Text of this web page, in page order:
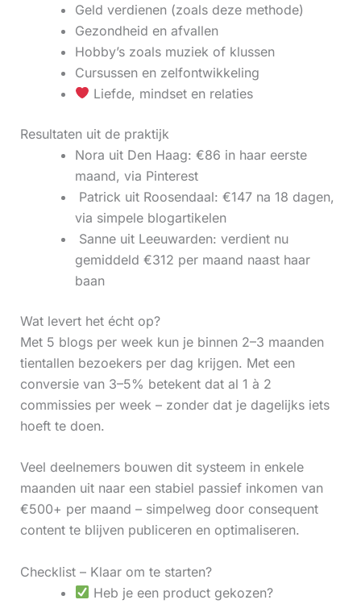
Geld verdienen (zoals deze methode)
Gezondheid en afvallen
Hobby’s zoals muziek of klussen
Cursussen en zelfontwikkeling
Liefde, mindset en relaties
Resultaten uit de praktijk
Nora uit Den Haag: €86 in haar eerste
maand, via Pinterest
‍ Patrick uit Roosendaal: €147 na 18 dagen,
via simpele blogartikelen
‍ Sanne uit Leeuwarden: verdient nu
gemiddeld €312 per maand naast haar
baan
Wat levert het écht op?
Met 5 blogs per week kun je binnen 2–3 maanden
tientallen bezoekers per dag krijgen. Met een
conversie van 3–5% betekent dat al 1 à 2
commissies per week – zonder dat je dagelijks iets
hoeft te doen.
Veel deelnemers bouwen dit systeem in enkele
maanden uit naar een stabiel passief inkomen van
€500+ per maand – simpelweg door consequent
content te blijven publiceren en optimaliseren.
Checklist – Klaar om te starten?
Heb je een product gekozen?